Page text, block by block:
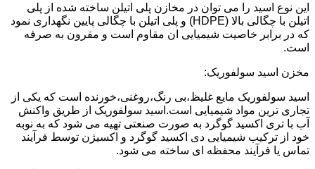
این نوع اسید را می توان در مخازن پلی اتیلن ساخته شده از پلی
اتیلن با چگالی بالا (HDPE) و پلی اتیلن با چگالی پایین نگهداری نمود
که در برابر خاصیت شیمیایی ان مقاوم است و مقرون به صرفه
است.
مخزن اسید سولفوریک:
اسید سولفوریک مایع غلیظ،بی رنگ،روغنی،خورنده است که یکی از
تجاری ترین مواد شیمیایی است.اسید سولفوریک از طریق واکنش
آب با تری اکسید گوگرد به صورت صنعتی تهیه می شود که به نوبه
خود از ترکیب شیمیایی دی اکسید گوگرد و اکسیژن توسط فرآیند
تماس یا فرآیند محفظه ای ساخته می شود.